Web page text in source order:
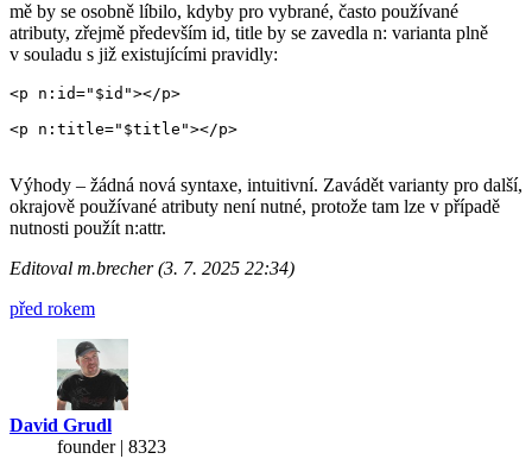
mě by se osobně líbilo, kdyby pro vybrané, často používané
atributy, zřejmě především id, title by se zavedla n: varianta plně
v souladu s již existujícími pravidly:
<p n:id="$id"></p>
<p n:title="$title"></p>
Výhody – žádná nová syntaxe, intuitivní. Zavádět varianty pro další,
okrajově používané atributy není nutné, protože tam lze v případě
nutnosti použít n:attr.
Editoval m.brecher (3. 7. 2025 22:34)
před rokem
David Grudl
founder | 8323